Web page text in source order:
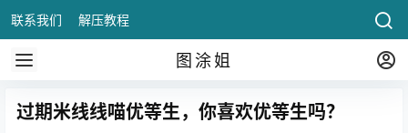
联系我们 解压教程
图涂姐
过期米线线喵优等生，你喜欢优等生吗？